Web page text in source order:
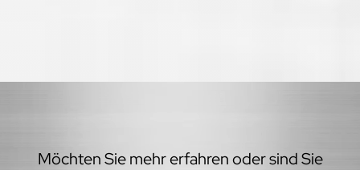
Möchten Sie mehr erfahren oder sind Sie